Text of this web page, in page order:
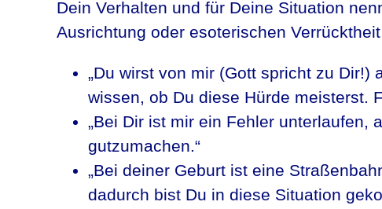
Dein Verhalten und für Deine Situation
Ausrichtung oder esoterischen
„Du wirst von mir (Gott spricht zu
wissen, ob Du diese Hürde meisterst.
„Bei Dir ist mir ein Fehler unterlaufen,
gutzumachen.“
„Bei deiner Geburt ist eine
dadurch bist Du in diese Situation